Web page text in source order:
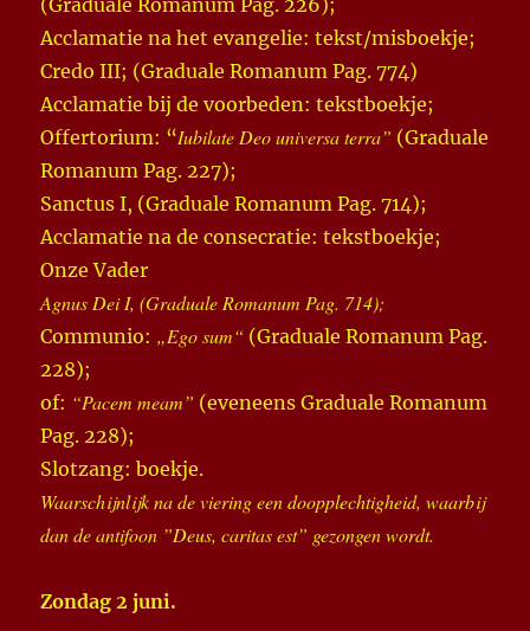
(Graduale Romanum Pag. 226);
Acclamatie na het evangelie: tekst/misboekje;
Credo III; (Graduale Romanum Pag. 774)
Acclamatie bij de voorbeden: tekstboekje;
Offertorium: “Iubilate Deo universa terra” (Graduale
Romanum Pag. 227);
Sanctus I, (Graduale Romanum Pag. 714);
Acclamatie na de consecratie: tekstboekje;
Onze Vader
Agnus Dei I, (Graduale Romanum Pag. 714);
Communio: „Ego sum“ (Graduale Romanum Pag.
228);
of: “Pacem meam” (eveneens Graduale Romanum
Pag. 228);
Slotzang: boekje.
Waarschijnlijk na de viering een doopplechtigheid, waarbij
dan de antifoon ”Deus, caritas est” gezongen wordt.
Zondag 2 juni.